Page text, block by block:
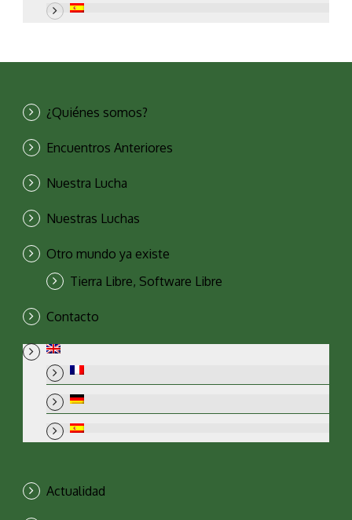
¿Quiénes somos?
Encuentros Anteriores
Nuestra Lucha
Nuestras Luchas
Otro mundo ya existe
Tierra Libre, Software Libre
Contacto
Actualidad